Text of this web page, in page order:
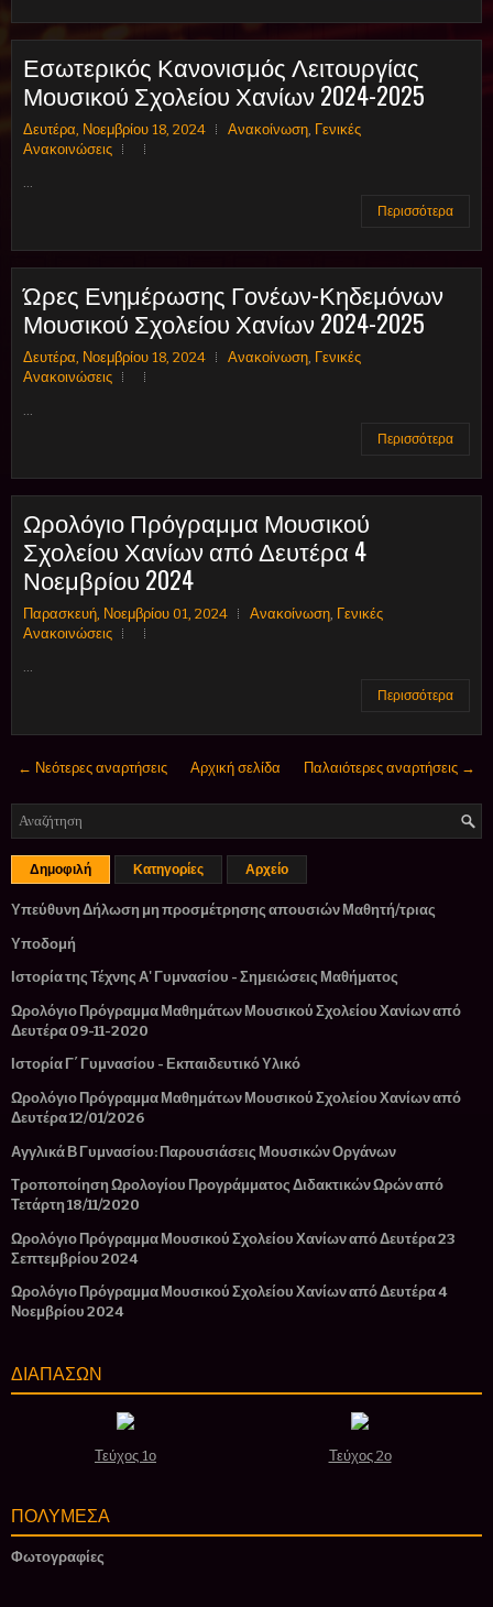
Εσωτερικός Κανονισμός Λειτουργίας
Μουσικού Σχολείου Χανίων 2024-2025
Δευτέρα, Νοεμβρίου 18, 2024 Ανακοίνωση, Γενικές
Ανακοινώσεις
...
Περισσότερα
Ώρες Ενημέρωσης Γονέων-Κηδεμόνων
Μουσικού Σχολείου Χανίων 2024-2025
Δευτέρα, Νοεμβρίου 18, 2024 Ανακοίνωση, Γενικές
Ανακοινώσεις
...
Περισσότερα
Ωρολόγιο Πρόγραμμα Μουσικού
Σχολείου Χανίων από Δευτέρα 4
Νοεμβρίου 2024
Παρασκευή, Νοεμβρίου 01, 2024 Ανακοίνωση, Γενικές
Ανακοινώσεις
...
Περισσότερα
← Νεότερες αναρτήσεις Παλαιότερες αναρτήσεις →
Αρχική σελίδα
Δημοφιλή Κατηγορίες Αρχείο
Υπεύθυνη Δήλωση μη προσμέτρησης απουσιών Μαθητή/τριας
Υποδομή
Ιστορία της Τέχνης Α' Γυμνασίου - Σημειώσεις Μαθήματος
Ωρολόγιο Πρόγραμμα Μαθημάτων Μουσικού Σχολείου Χανίων από
Δευτέρα 09-11-2020
Ιστορία Γ΄ Γυμνασίου - Εκπαιδευτικό Υλικό
Ωρολόγιο Πρόγραμμα Μαθημάτων Μουσικού Σχολείου Χανίων από
Δευτέρα 12/01/2026
Αγγλικά Β Γυμνασίου: Παρουσιάσεις Μουσικών Οργάνων
Τροποποίηση Ωρολογίου Προγράμματος Διδακτικών Ωρών από
Τετάρτη 18/11/2020
Ωρολόγιο Πρόγραμμα Μουσικού Σχολείου Χανίων από Δευτέρα 23
Σεπτεμβρίου 2024
Ωρολόγιο Πρόγραμμα Μουσικού Σχολείου Χανίων από Δευτέρα 4
Νοεμβρίου 2024
ΔΙΑΠΑΣΩΝ
Τεύχος 1ο Τεύχος 2ο
ΠΟΛΥΜΕΣΑ
Φωτογραφίες